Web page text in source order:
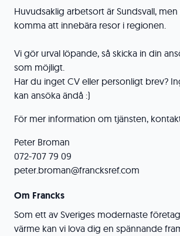
Huvudsaklig arbetsort är Sundsvall,
komma att innebära resor i regionen.
Vi gör urval löpande, så skicka in din
som möjligt.
Har du inget CV eller personligt brev?
kan ansöka ändå :)
För mer information om tjänsten,
Peter Broman
072-707 79 09
peter.broman@francksref.com
Om Francks
Som ett av Sveriges modernaste
värme kan vi lova dig en spännande